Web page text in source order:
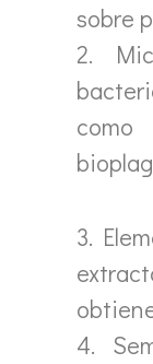
sobre
2.
3.
4.